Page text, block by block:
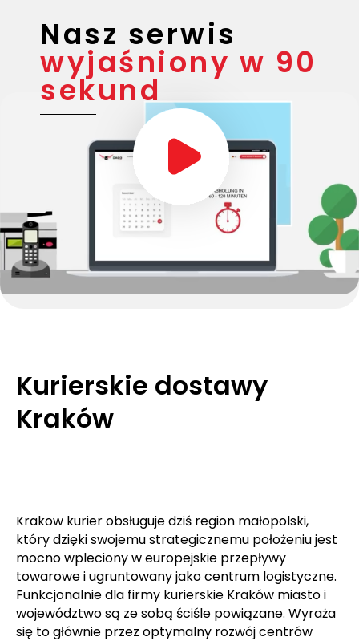
Nasz serwis
wyjaśniony w 90
sekund
Kurierskie dostawy
Kraków
Krakow kurier obsługuje dziś region małopolski,
który dzięki swojemu strategicznemu położeniu jest
mocno wpleciony w europejskie przepływy
towarowe i ugruntowany jako centrum logistyczne.
Funkcjonalnie dla firmy kurierskie Kraków miasto i
województwo są ze sobą ściśle powiązane. Wyraża
się to głównie przez optymalny rozwój centrów